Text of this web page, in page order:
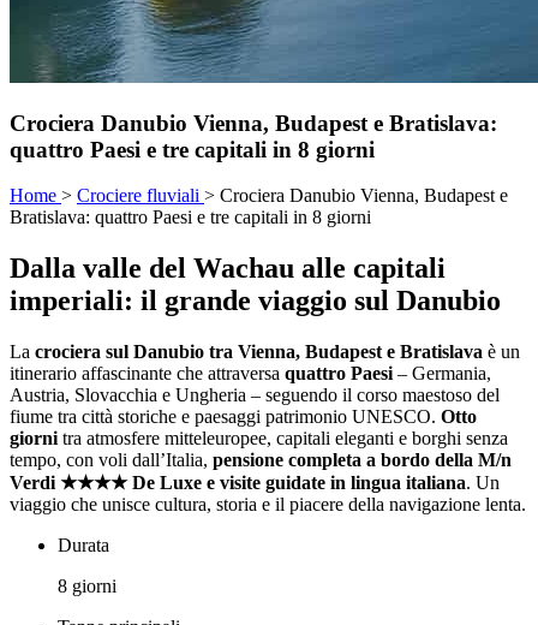
Crociera Danubio Vienna, Budapest e Bratislava:
quattro Paesi e tre capitali in 8 giorni
Home > Crociere fluviali > Crociera Danubio Vienna, Budapest e
Bratislava: quattro Paesi e tre capitali in 8 giorni
Dalla valle del Wachau alle capitali
imperiali: il grande viaggio sul Danubio
La crociera sul Danubio tra Vienna, Budapest e Bratislava è un
itinerario affascinante che attraversa quattro Paesi – Germania,
Austria, Slovacchia e Ungheria – seguendo il corso maestoso del
fiume tra città storiche e paesaggi patrimonio UNESCO. Otto
giorni tra atmosfere mitteleuropee, capitali eleganti e borghi senza
tempo, con voli dall’Italia, pensione completa a bordo della M/n
Verdi ★★★★ De Luxe e visite guidate in lingua italiana. Un
viaggio che unisce cultura, storia e il piacere della navigazione lenta.
Durata
8 giorni